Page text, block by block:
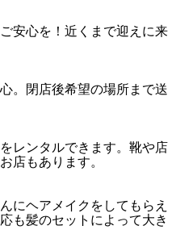
安心を！近くまで迎えに来
。閉店後希望の場所まで送
レンタルできます。靴や店
店もあります。
にヘアメイクをしてもらえ
も髪のセットによって大き